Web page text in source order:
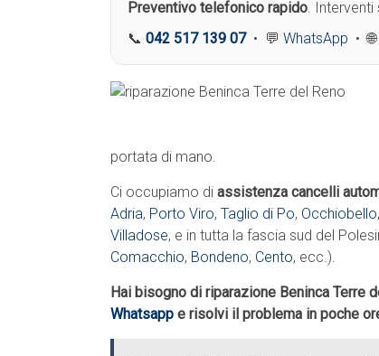
Preventivo telefonico rapido. Interventi
📞 042 517 139 07• 💬 WhatsApp • 🌐
portata di mano.
Ci occupiamo di assistenza cancelli
Adria, Porto Viro, Taglio di Po, Occhiobello,
Villadose, e in tutta la fascia sud del
Comacchio, Bondeno, Cento, ecc.).
Hai bisogno di riparazione Beninca Terre
Whatsapp e risolvi il problema in poche